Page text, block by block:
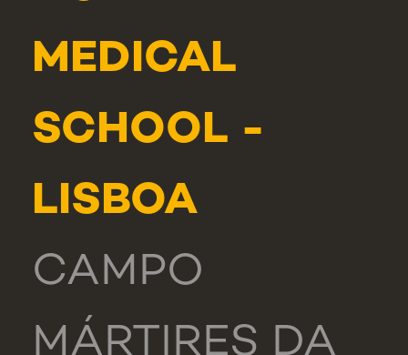
MEDICAL
SCHOOL -
LISBOA
CAMPO
MÁRTIRES DA